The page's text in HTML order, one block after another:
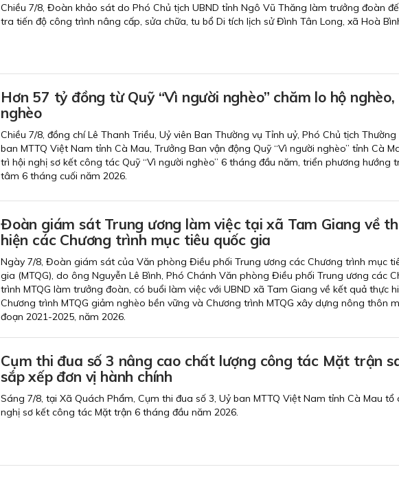
Chiều 7/8, Đoàn khảo sát do Phó Chủ tịch UBND tỉnh Ngô Vũ Thăng làm trưởng đoàn
tra tiến độ công trình nâng cấp, sửa chữa, tu bổ Di tích lịch sử Đình Tân Long, xã Hoà
Hơn 57 tỷ đồng từ Quỹ “Vì người nghèo” chăm lo hộ nghèo,
nghèo
Chiều 7/8, đồng chí Lê Thanh Triều, Uỷ viên Ban Thường vụ Tỉnh uỷ, Phó Chủ tịch
ban MTTQ Việt Nam tỉnh Cà Mau, Trưởng Ban vận động Quỹ “Vì người nghèo” tỉnh Cà
trì hội nghị sơ kết công tác Quỹ “Vì người nghèo” 6 tháng đầu năm, triển phương hướng
tâm 6 tháng cuối năm 2026.
Đoàn giám sát Trung ương làm việc tại xã Tam Giang về
hiện các Chương trình mục tiêu quốc gia
Ngày 7/8, Đoàn giám sát của Văn phòng Điều phối Trung ương các Chương trình mục
gia (MTQG), do ông Nguyễn Lê Bình, Phó Chánh Văn phòng Điều phối Trung ương các
trình MTQG làm trưởng đoàn, có buổi làm việc với UBND xã Tam Giang về kết quả thực
Chương trình MTQG giảm nghèo bền vững và Chương trình MTQG xây dựng nông thôn
đoạn 2021-2025, năm 2026.
Cụm thi đua số 3 nâng cao chất lượng công tác Mặt trận
sắp xếp đơn vị hành chính
Sáng 7/8, tại Xã Quách Phẩm, Cụm thi đua số 3, Uỷ ban MTTQ Việt Nam tỉnh Cà Mau tổ
nghị sơ kết công tác Mặt trận 6 tháng đầu năm 2026.